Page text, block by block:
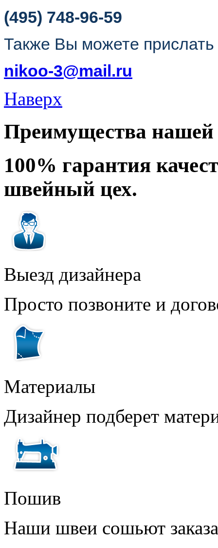
(495) 748-96-59
Также Вы можете
nikoo-3@mail.ru
Наверх
Преимущества нашей
100% гарантия
швейный цех.
Выезд дизайнера
Просто позвоните и
Материалы
Дизайнер подберет
Пошив
Наши швеи сошьют